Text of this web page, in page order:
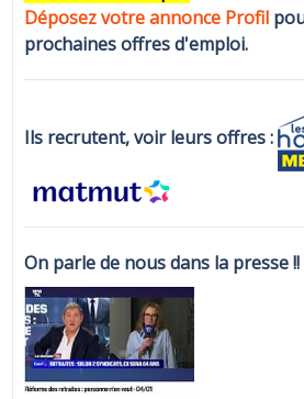
Déposez votre annonce Profil
prochaines offres d'emploi.
Ils recrutent, voir leurs offres :
On parle de nous dans la presse !!